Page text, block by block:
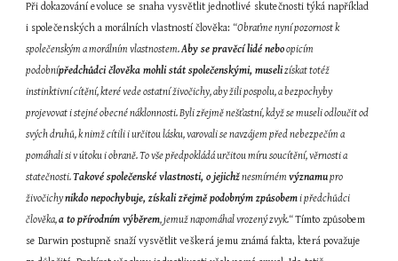
Při dokazování evoluce se snaha vysvětlit jednotlivé skutečnosti týká například
i společenských a morálních vlastností člověka: “Obraťme nyní pozornost k
společenským a morálním vlastnostem. Aby se pravěcí lidé nebo opicím
podobnípředchůdci člověka mohli stát společenskými, museli získat totéž
instinktivní cítění, které vede ostatní živočichy, aby žili pospolu, a bezpochyby
projevovat i stejné obecné náklonnosti. Byli zřejmě nešťastní, když se museli odloučit od
svých druhů, k nimž cítili i určitou lásku, varovali se navzájem před nebezpečím a
pomáhali si v útoku i obraně. To vše předpokládá určitou míru soucítění, věrnosti a
statečnosti. Takové společenské vlastnosti, o jejichž nesmírném významu pro
živočichy nikdo nepochybuje, získali zřejmě podobným způsobem i předchůdci
člověka, a to přírodním výběrem, jemuž napomáhal vrozený zvyk.“ Tímto způsobem
se Darwin postupně snaží vysvětlit veškerá jemu známá fakta, která považuje